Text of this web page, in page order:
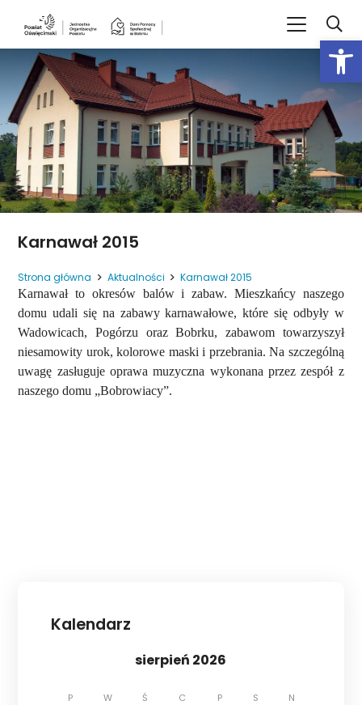
Karnawał 2015
Strona główna Aktualności
Karnawał 2015
Karnawał to okresów balów i zabaw. Mieszkańcy naszego
domu udali się na zabawy karnawałowe, które się odbyły w
Wadowicach, Pogórzu oraz Bobrku, zabawom towarzyszył
niesamowity urok, kolorowe maski i przebrania. Na szczególną
uwagę zasługuje oprawa muzyczna wykonana przez zespół z
naszego domu „Bobrowiacy”.
Kalendarz
sierpień 2026
P W Ś C P S N